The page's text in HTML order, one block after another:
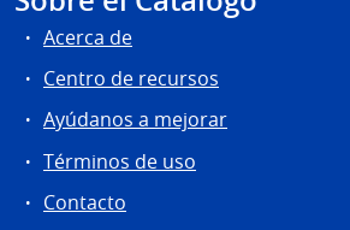
Acerca de
Centro de recursos
Ayúdanos a mejorar
Términos de uso
Contacto